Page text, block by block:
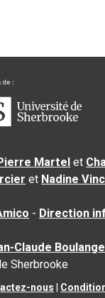
Martel et
et Nadine
- Direction
Claude
Sherbrooke
nous